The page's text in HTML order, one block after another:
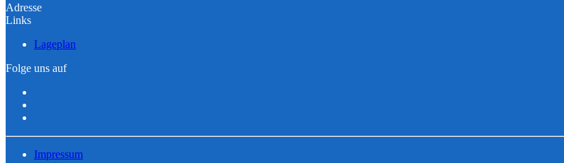
Adresse
Links
Lageplan
Folge uns auf
Impressum